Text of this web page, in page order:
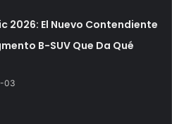
2026: El Nuevo Contendiente
B-SUV Que Da Qué
03